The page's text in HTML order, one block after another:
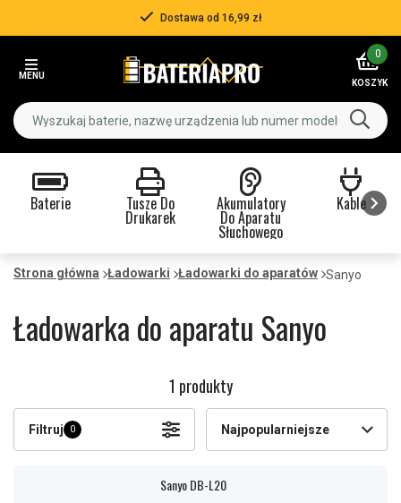
Dostawa od 16,99 zł
MENU
0
KOSZYK
Baterie Tusze Do
Drukarek
Akumulatory
Do Aparatu
Słuchowego
Kable
Strona główna Ładowarki Ładowarki do aparatów Sanyo
Ładowarka do aparatu Sanyo
1 produkty
Filtruj 0 Najpopularniejsze
Sanyo DB-L20